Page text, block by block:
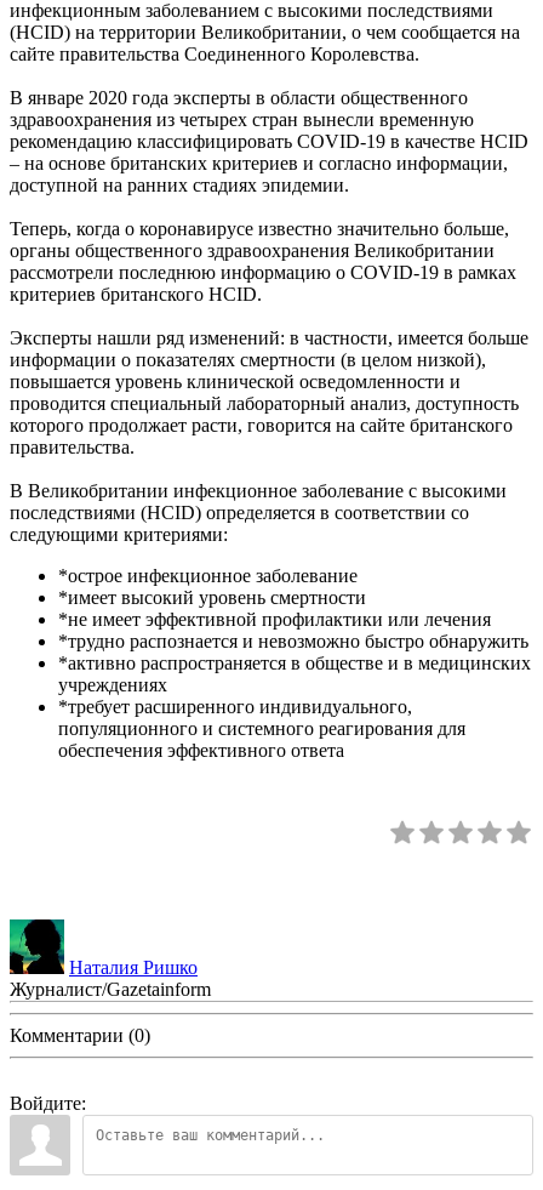
инфекционным заболеванием с высокими последствиями
(HCID) на территории Великобритании, о чем сообщается на
сайте правительства Соединенного Королевства.
В январе 2020 года эксперты в области общественного
здравоохранения из четырех стран вынесли временную
рекомендацию классифицировать COVID-19 в качестве HCID
– на основе британских критериев и согласно информации,
доступной на ранних стадиях эпидемии.
Теперь, когда о коронавирусе известно значительно больше,
органы общественного здравоохранения Великобритании
рассмотрели последнюю информацию о COVID-19 в рамках
критериев британского HCID.
Эксперты нашли ряд изменений: в частности, имеется больше
информации о показателях смертности (в целом низкой),
повышается уровень клинической осведомленности и
проводится специальный лабораторный анализ, доступность
которого продолжает расти, говорится на сайте британского
правительства.
В Великобритании инфекционное заболевание с высокими
последствиями (HCID) определяется в соответствии со
следующими критериями:
*острое инфекционное заболевание
*имеет высокий уровень смертности
*не имеет эффективной профилактики или лечения
*трудно распознается и невозможно быстро обнаружить
*активно распространяется в обществе и в медицинских
учреждениях
*требует расширенного индивидуального,
популяционного и системного реагирования для
обеспечения эффективного ответа
Наталия Ришко
Журналист/Gazetainform
Комментарии (0)
Войдите: